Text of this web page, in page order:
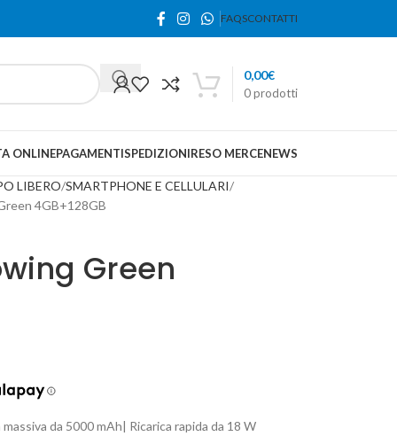
FAQSCONTATTI
0prodotti
0,00€
ONLINEPAGAMENTISPEDIZIONIRESO MERCENEWS
LIBERO SMARTPHONE E CELLULARI
4GB+128GB
Green
da 5000 mAh| Ricarica rapida da 18 W